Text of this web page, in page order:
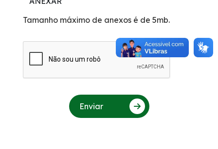
Tamanho máximo de anexos é de 5mb.
Enviar